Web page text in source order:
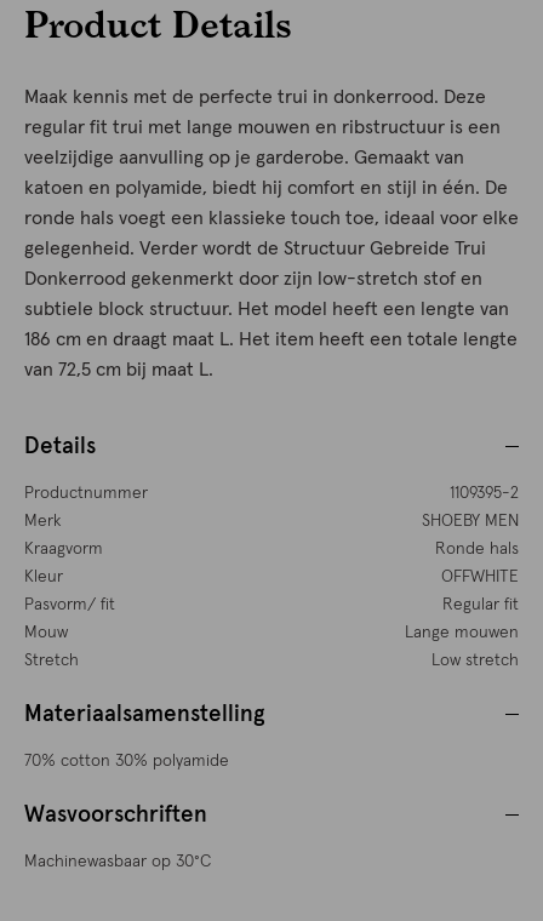
Product Details
Maak kennis met de perfecte trui in donkerrood. Deze
regular fit trui met lange mouwen en ribstructuur is een
veelzijdige aanvulling op je garderobe. Gemaakt van
katoen en polyamide, biedt hij comfort en stijl in één. De
ronde hals voegt een klassieke touch toe, ideaal voor elke
gelegenheid. Verder wordt de Structuur Gebreide Trui
Donkerrood gekenmerkt door zijn low-stretch stof en
subtiele block structuur. Het model heeft een lengte van
186 cm en draagt maat L. Het item heeft een totale lengte
van 72,5 cm bij maat L.
Details
Productnummer
1109395-2
Merk
SHOEBY MEN
Kraagvorm
Ronde hals
Kleur
OFFWHITE
Pasvorm/ fit
Regular fit
Mouw
Lange mouwen
Stretch
Low stretch
Materiaalsamenstelling
70% cotton 30% polyamide
Wasvoorschriften
Machinewasbaar op 30°C